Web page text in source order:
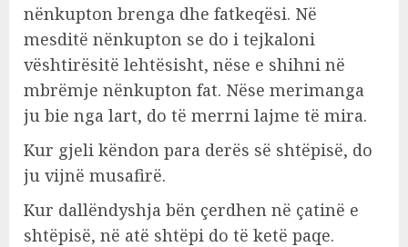
nënkupton brenga dhe fatkeqësi. Në
mesditë nënkupton se do i tejkaloni
vështirësitë lehtësisht, nëse e shihni në
mbrëmje nënkupton fat. Nëse merimanga
ju bie nga lart, do të merrni lajme të mira.
Kur gjeli këndon para derës së shtëpisë, do
ju vijnë musafirë.
Kur dallëndyshja bën çerdhen në çatinë e
shtëpisë, në atë shtëpi do të ketë paqe.